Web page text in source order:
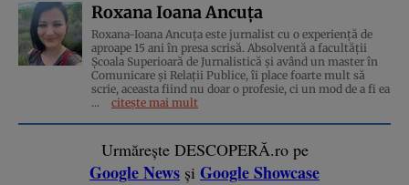
Roxana Ioana Ancuța
Roxana-Ioana Ancuța este jurnalist cu o experiență de
aproape 15 ani în presa scrisă. Absolventă a facultății
Școala Superioară de Jurnalistică și având un master în
Comunicare și Relații Publice, îi place foarte mult să
scrie, aceasta fiind nu doar o profesie, ci un mod de a fi ea
...
citește mai mult
Urmărește DESCOPERĂ.ro pe
Google News și Google Showcase